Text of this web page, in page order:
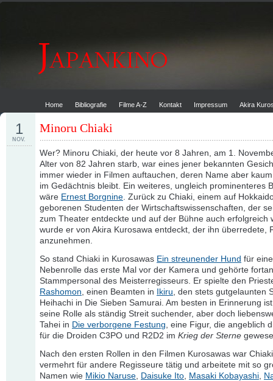
Home Bibliografie Filme A-Z Kontakt Impressum Akira
Minoru Chiaki
1
NOV.
Wer? Minoru Chiaki, der heute vor 8 Jahren, am 1.
Alter von 82 Jahren starb, war eines jener bekannten
immer wieder in Filmen auftauchen, deren Name aber
im Gedächtnis bleibt. Ein weiteres, ungleich prominenteres
wäre Ernest Borgnine. Zurück zu Chiaki, einem auf
geborenen Studenten der Wirtschaftswissenschaften, der
zum Theater entdeckte und auf der Bühne auch erfolgreich
wurde er von Akira Kurosawa entdeckt, der ihn überredete,
anzunehmen.
So stand Chiaki in Kurosawas Ein streunender Hund für
Nebenrolle das erste Mal vor der Kamera und gehörte
Stammpersonal des Meisterregisseurs. Er spielte den
Rashomon, einen Beamten in Ikiru, den stets gutgelaunten
Heihachi in Die Sieben Samurai. Am besten in Erinnerung
seine Rolle als ständig Streit suchender, aber doch
Tahei in Die verborgene Festung, eine Figur, die angeblich
für die Droiden C3PO und R2D2 im Krieg der Sterne
Nach den ersten Rollen in den Filmen Kurosawas war
vermehrt für andere Regisseure tätig und arbeitete mit so
Namen wie Mikio Naruse, Daisuke Ito, Masaki Kobayashi,